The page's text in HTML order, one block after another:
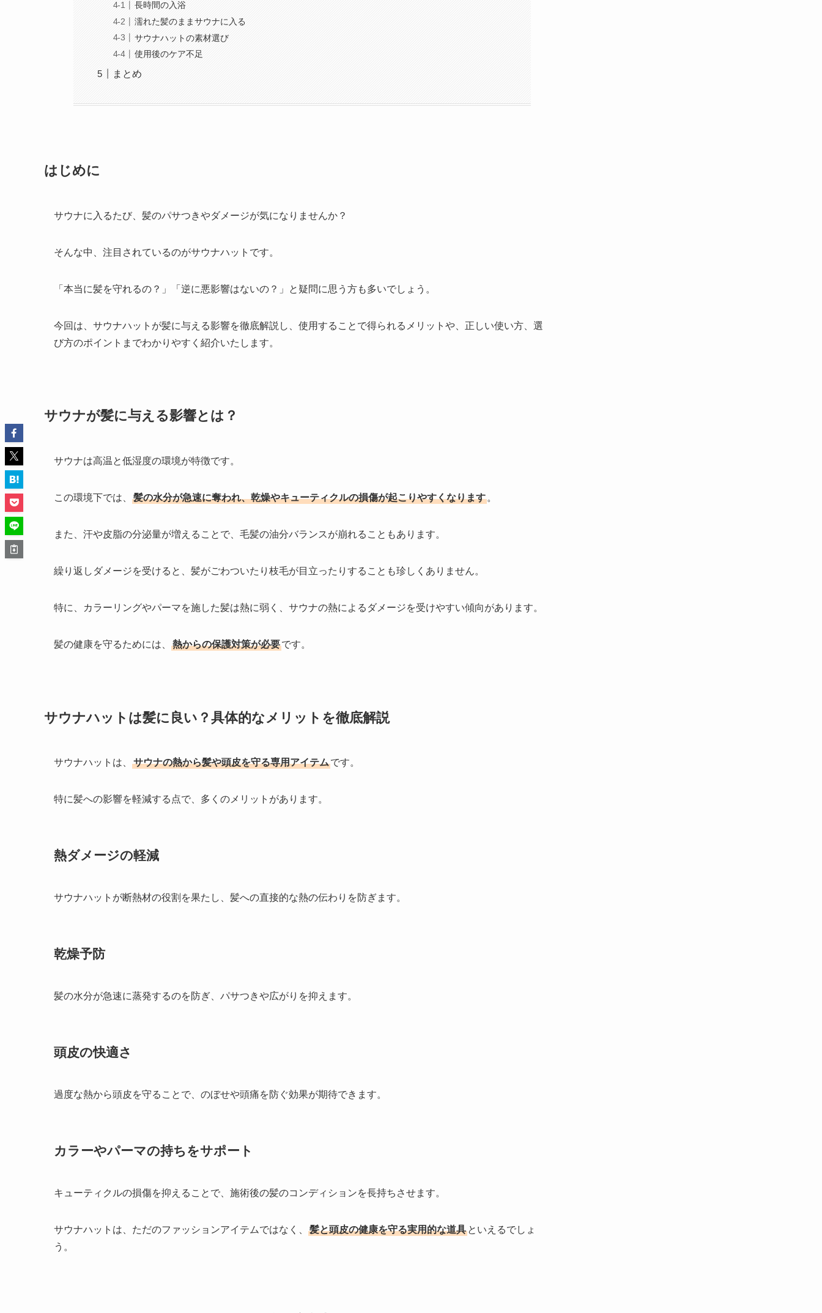
長時間の入浴
濡れた髪のままサウナに入る
サウナハットの素材選び
使用後のケア不足
まとめ
はじめに
サウナに入るたび、髪のパサつきやダメージが気になりませんか？
そんな中、注目されているのがサウナハットです。
「本当に髪を守れるの？」「逆に悪影響はないの？」と疑問に思う方も多いでしょう。
今回は、サウナハットが髪に与える影響を徹底解説し、使用することで得られるメリットや、正しい使い方、選
び方のポイントまでわかりやすく紹介いたします。
サウナが髪に与える影響とは？
サウナは高温と低湿度の環境が特徴です。
この環境下では、 髪の水分が急速に奪われ、乾燥やキューティクルの損傷が起こりやすくなります 。
また、汗や皮脂の分泌量が増えることで、毛髪の油分バランスが崩れることもあります。
繰り返しダメージを受けると、髪がごわついたり枝毛が目立ったりすることも珍しくありません。
特に、カラーリングやパーマを施した髪は熱に弱く、サウナの熱によるダメージを受けやすい傾向があります。
髪の健康を守るためには、 熱からの保護対策が必要です。
サウナハットは髪に良い？具体的なメリットを徹底解説
サウナハットは、 サウナの熱から髪や頭皮を守る専用アイテムです。
特に髪への影響を軽減する点で、多くのメリットがあります。
熱ダメージの軽減
サウナハットが断熱材の役割を果たし、髪への直接的な熱の伝わりを防ぎます。
乾燥予防
髪の水分が急速に蒸発するのを防ぎ、パサつきや広がりを抑えます。
頭皮の快適さ
過度な熱から頭皮を守ることで、のぼせや頭痛を防ぐ効果が期待できます。
カラーやパーマの持ちをサポート
キューティクルの損傷を抑えることで、施術後の髪のコンディションを長持ちさせます。
サウナハットは、ただのファッションアイテムではなく、 髪と頭皮の健康を守る実用的な道具 といえるでしょ
う。